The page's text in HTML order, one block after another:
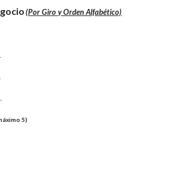
(Por Giro y Orden Alfabético)
5)